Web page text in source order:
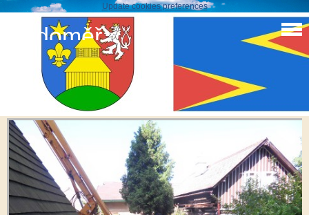
Update cookies preferences
Sudoměř
SDH Sudoměř